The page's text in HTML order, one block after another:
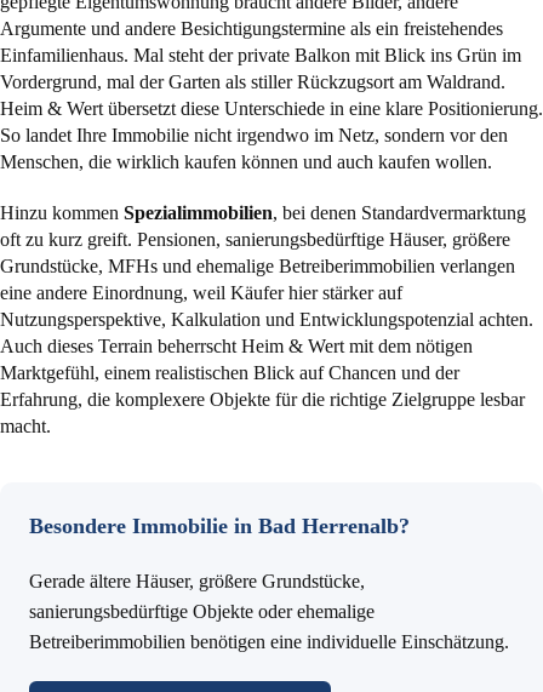
Argumente und andere Besichtigungstermine als ein freistehendes
Einfamilienhaus. Mal steht der private Balkon mit Blick ins Grün im
Vordergrund, mal der Garten als stiller Rückzugsort am Waldrand.
Heim & Wert übersetzt diese Unterschiede in eine klare Positionierung.
So landet Ihre Immobilie nicht irgendwo im Netz, sondern vor den
Menschen, die wirklich kaufen können und auch kaufen wollen.
Hinzu kommen Spezialimmobilien, bei denen Standardvermarktung
oft zu kurz greift. Pensionen, sanierungsbedürftige Häuser, größere
Grundstücke, MFHs und ehemalige Betreiberimmobilien verlangen
eine andere Einordnung, weil Käufer hier stärker auf
Nutzungsperspektive, Kalkulation und Entwicklungspotenzial achten.
Auch dieses Terrain beherrscht Heim & Wert mit dem nötigen
Marktgefühl, einem realistischen Blick auf Chancen und der
Erfahrung, die komplexere Objekte für die richtige Zielgruppe lesbar
macht.
Besondere Immobilie in Bad Herrenalb?
Gerade ältere Häuser, größere Grundstücke,
sanierungsbedürftige Objekte oder ehemalige
Betreiberimmobilien benötigen eine individuelle Einschätzung.